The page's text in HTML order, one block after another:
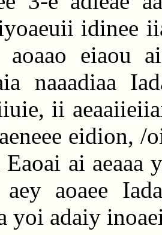
idinee
eiaou
naaadiaa
ii
eidion,
ai aeaaa
aey aoaee
yoi adaiy